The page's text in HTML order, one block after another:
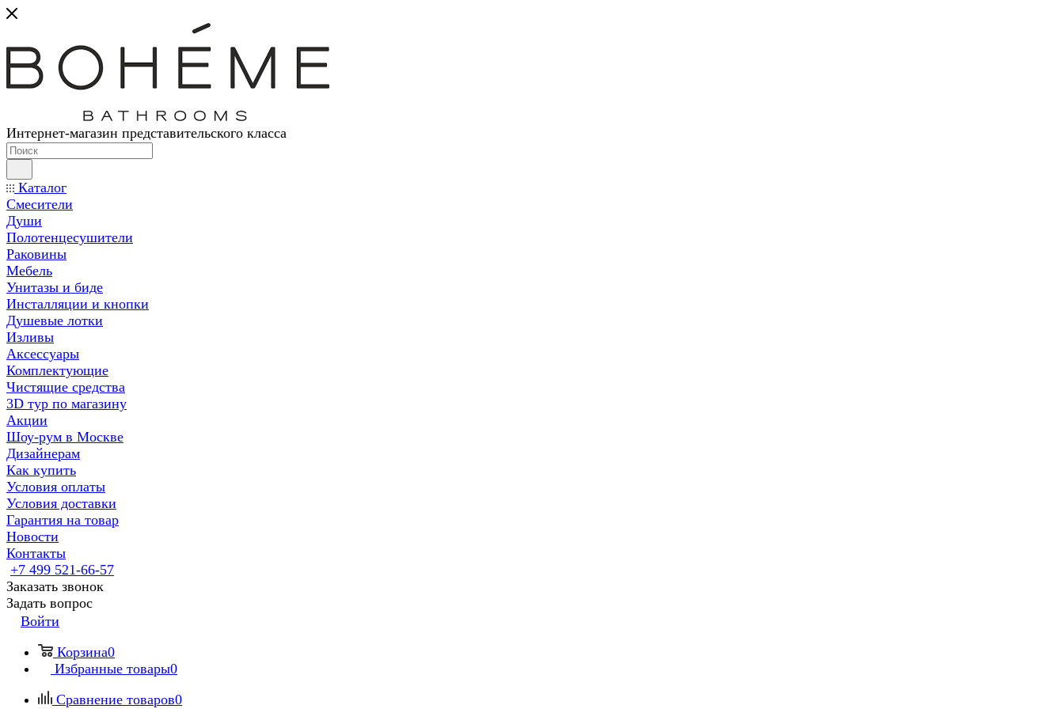
Интернет-магазин представительского класса
Каталог
Смесители
Души
Полотенцесушители
Раковины
Мебель
Унитазы и биде
Инсталляции и кнопки
Душевые лотки
Изливы
Аксессуары
Комплектующие
Чистящие средства
3D тур по магазину
Акции
Шоу-рум в Москве
Дизайнерам
Как купить
Условия оплаты
Условия доставки
Гарантия на товар
Новости
Контакты
+7 499 521-66-57
Заказать звонок
Задать вопрос
Войти
Корзина0
Избранные товары0
Сравнение товаров0